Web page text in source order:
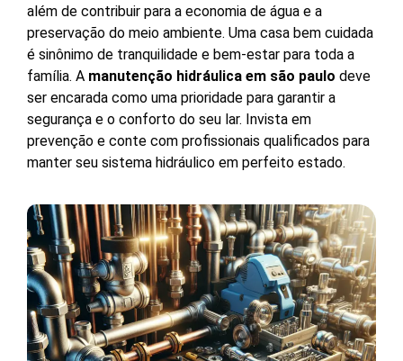
além de contribuir para a economia de água e a
preservação do meio ambiente. Uma casa bem cuidada
é sinônimo de tranquilidade e bem-estar para toda a
família. A manutenção hidráulica em são paulo deve
ser encarada como uma prioridade para garantir a
segurança e o conforto do seu lar. Invista em
prevenção e conte com profissionais qualificados para
manter seu sistema hidráulico em perfeito estado.